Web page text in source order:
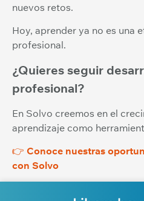
nuevos retos.
Hoy, aprender ya no es una
profesional.
¿Quieres seguir
profesional?
En Solvo creemos en el
aprendizaje como
👉 Conoce nuestras
con Solvo